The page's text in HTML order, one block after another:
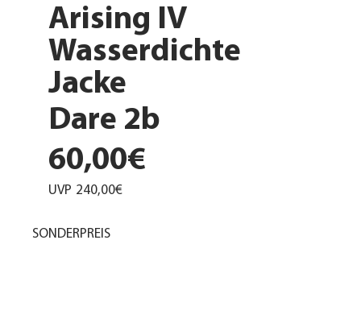
Arising IV
Wasserdichte
Jacke
Dare 2b
60,00€
UVP 240,00€
SONDERPREIS